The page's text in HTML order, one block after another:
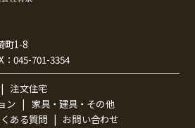
町1-8
：045-701-3354
注文住宅
ン
家具・建具・その他
ある質問 お問い合わせ